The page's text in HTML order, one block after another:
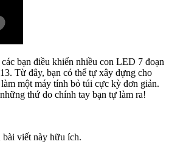
bạn điều khiển nhiều con LED 7 đoạn
Từ đây, bạn có thể tự xây dựng cho
một máy tính bỏ túi cực kỳ đơn giản.
thứ do chính tay bạn tự làm ra!
bài viết này hữu ích.